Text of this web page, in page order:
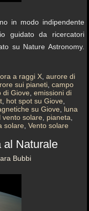
in modo indipendente
guidato da ricercatori
su Nature Astronomy.
a raggi X ,aurore di
sui pianeti ,campo
di Giove ,emissioni di
hot spot su Giove
su Giove
luna
vento solare pianeta
solare ,Vento solare
al Naturale
Bubbi